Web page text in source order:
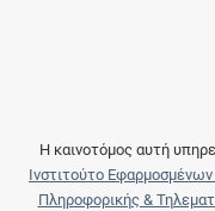
Η καινοτόμος αυτή
Ινστιτούτο
Πληροφορικής &